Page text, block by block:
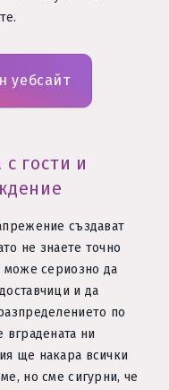
уебсайт
гости и
създават
не знаете точно
може сериозно да
и да
по
ни
ще накара всички
но сме сигурни, че